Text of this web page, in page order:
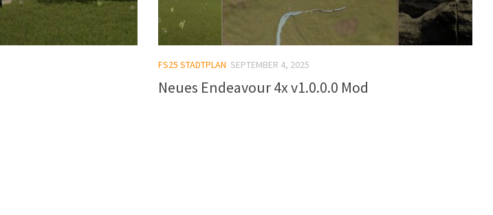
FS25 STADTPLAN SEPTEMBER 4, 2025
Neues Endeavour 4x v1.0.0.0 Mod